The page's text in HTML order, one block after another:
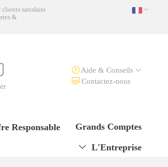
clients satisfaits
&
Aide & Conseils
Contactez-nous
Grands Comptes
Responsable
L'Entreprise